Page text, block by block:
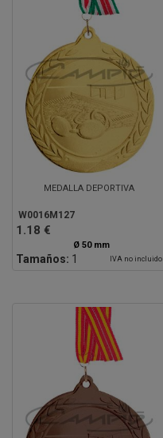
MEDALLA DEPORTIVA
W0016M127
1.18 €
Ø 50 mm
Tamaños: 1 IVA no incluido